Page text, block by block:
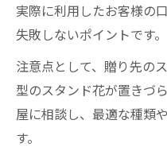
実際に利用したお客様の
失敗しないポイントです。
注意点として、贈り先の
型のスタンド花が置きづ
屋に相談し、最適な種類
す。